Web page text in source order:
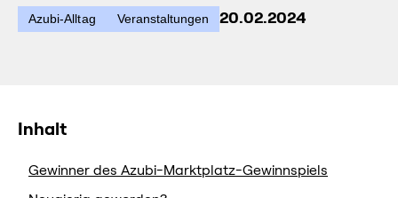
Azubi-Alltag Veranstaltungen 20.02.2024
Inhalt
Gewinner des Azubi-Marktplatz-Gewinnspiels